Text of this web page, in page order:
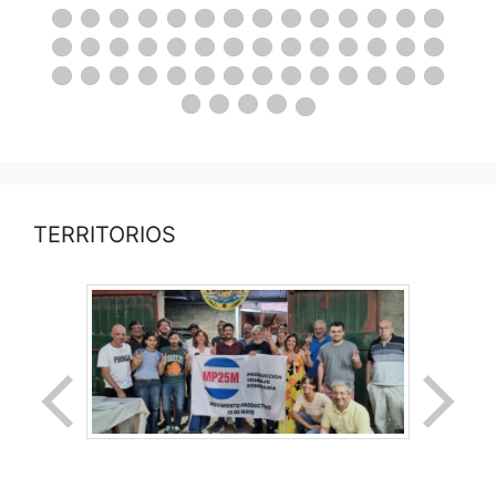
TERRITORIOS